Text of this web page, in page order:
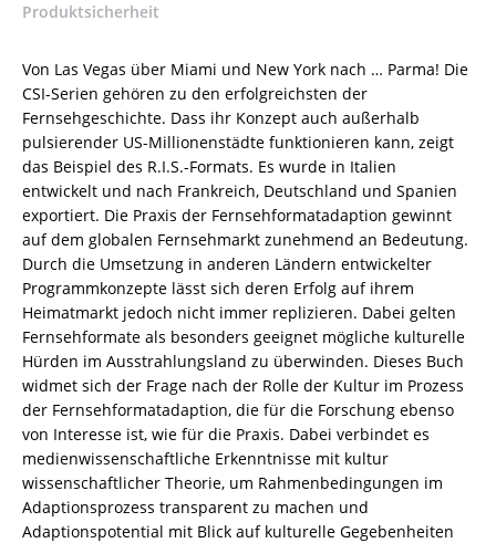
Frankreich
Deutschland
–
Aliénor
Didier
–
ISBN
9783826053603
/
978-
3-
8260-
5360-
3
/
978-
3-
82-
605360-
3
Menge
Produktsicherheit
Von Las Vegas über Miami und New York nach … Parma! Die
CSI-Serien gehören zu den erfolgreichsten der
Fernsehgeschichte. Dass ihr Konzept auch außerhalb
pulsierender US-Millionenstädte funktionieren kann, zeigt
das Beispiel des R.I.S.-Formats. Es wurde in Italien
entwickelt und nach Frankreich, Deutschland und Spanien
exportiert. Die Praxis der Fernsehformatadaption gewinnt
auf dem globalen Fernsehmarkt zunehmend an Bedeutung.
Durch die Umsetzung in anderen Ländern entwickelter
Programmkonzepte lässt sich deren Erfolg auf ihrem
Heimatmarkt jedoch nicht immer replizieren. Dabei gelten
Fernsehformate als besonders geeignet mögliche kulturelle
Hürden im Ausstrahlungsland zu überwinden. Dieses Buch
widmet sich der Frage nach der Rolle der Kultur im Prozess
der Fernsehformatadaption, die für die Forschung ebenso
von Interesse ist, wie für die Praxis. Dabei verbindet es
medienwissenschaftliche Erkenntnisse mit kultur
wissenschaftlicher Theorie, um Rahmenbedingungen im
Adaptionsprozess transparent zu machen und
Adaptionspotential mit Blick auf kulturelle Gegebenheiten